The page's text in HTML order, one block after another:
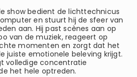
show bedient de lichttechnicus
en stuurt hij de sfeer van
aan. Hij past scènes aan op
van de muziek, reageert op
momenten en zorgt dat het
juiste emotionele beleving krijgt.
volledige concentratie
het hele optreden.